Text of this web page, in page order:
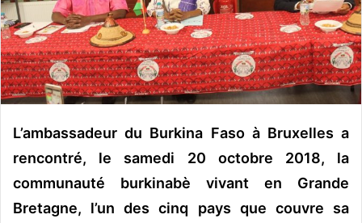
c
o
u
r
r
e
L’ambassadeur du Burkina Faso à Bruxelles a
rencontré, le samedi 20 octobre 2018, la
communauté burkinabè vivant en Grande
Bretagne, l’un des cinq pays que couvre sa